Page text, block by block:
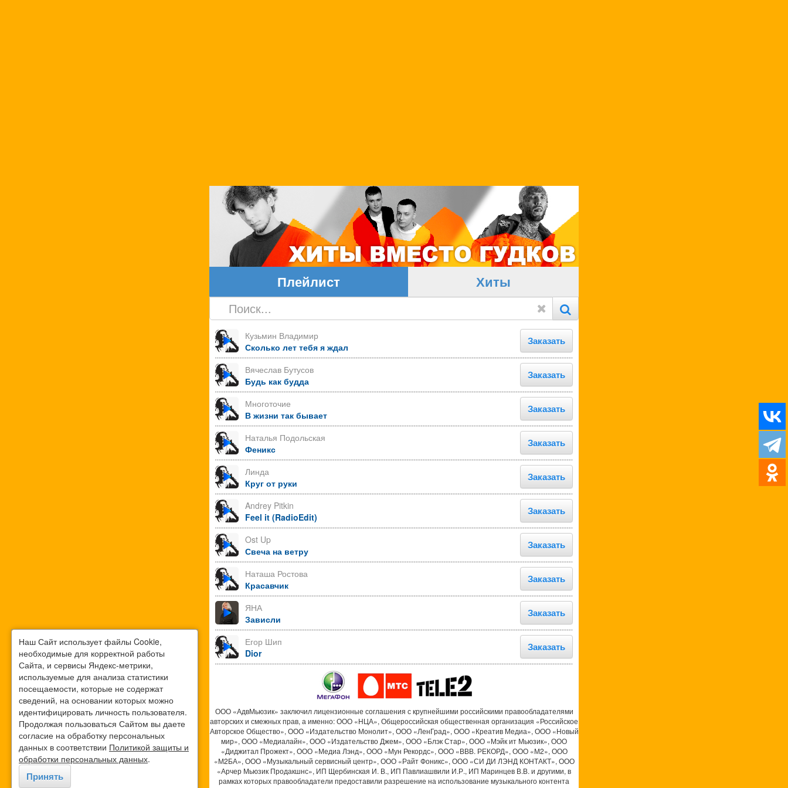
Плейлист Хиты
Кузьмин Владимир
Сколько лет тебя я ждал
Заказать
Вячеслав Бутусов
Будь как будда
Заказать
Многоточие
В жизни так бывает
Заказать
Наталья Подольская
Феникс
Заказать
Линда
Круг от руки
Заказать
Andrey Pitkin
Feel it (RadioEdit)
Заказать
Ost Up
Свеча на ветру
Заказать
Наташа Ростова
Красавчик
Заказать
ЯНА
Зависли
Заказать
Егор Шип
Dior
Заказать
ООО «АдвМьюзик» заключил лицензионные соглашения с крупнейшими российскими правообладателями
авторских и смежных прав, а именно: ООО «НЦА», Общероссийская общественная организация «Российское
Авторское Общество», ООО «Издательство Монолит», ООО «ЛенГрад», ООО «Креатив Медиа», ООО «Новый
мир», ООО «Медиалайн», ООО «Издательство Джем», ООО «Блэк Стар», ООО «Мэйк ит Мьюзик», ООО
«Диджитал Прожект», ООО «Медиа Лэнд», ООО «Мун Рекордс», ООО «ВВВ. РЕКОРД», ООО «М2», ООО
«М2БА», ООО «Музыкальный сервисный центр», ООО «Райт Фоникс», ООО «СИ ДИ ЛЭНД КОНТАКТ», ООО
«Арчер Мьюзик Продакшнс», ИП Щербинская И. В., ИП Павлиашвили И.Р., ИП Маринцев В.В. и другими, в
рамках которых правообладатели предоставили разрешение на использование музыкального контента
Наш Сайт использует файлы Cookie,
необходимые для корректной работы
Сайта, и сервисы Яндекс-метрики,
используемые для анализа статистики
посещаемости, которые не содержат
сведений, на основании которых можно
идентифицировать личность пользователя.
Продолжая пользоваться Сайтом вы даете
согласие на обработку персональных
данных в соответствии Политикой защиты и
обработки персональных данных.
Принять